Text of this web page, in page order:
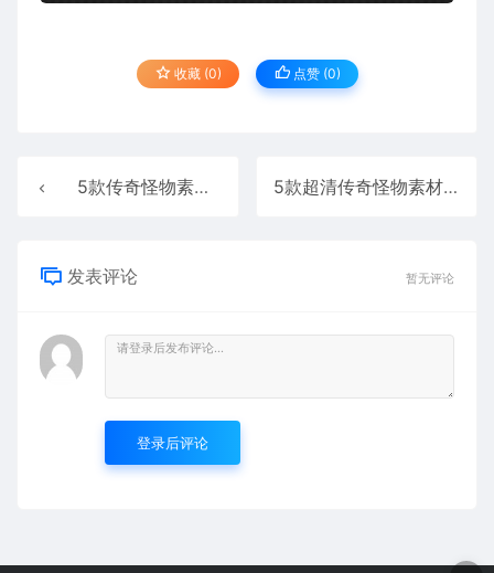
收藏 (0) 点赞 (0)
5款传奇怪物素材PNG序列方向坐标齐全20260209 5款超清传奇怪物素材PNG序列方向坐标齐全202602093
发表评论 暂无评论
登录后评论